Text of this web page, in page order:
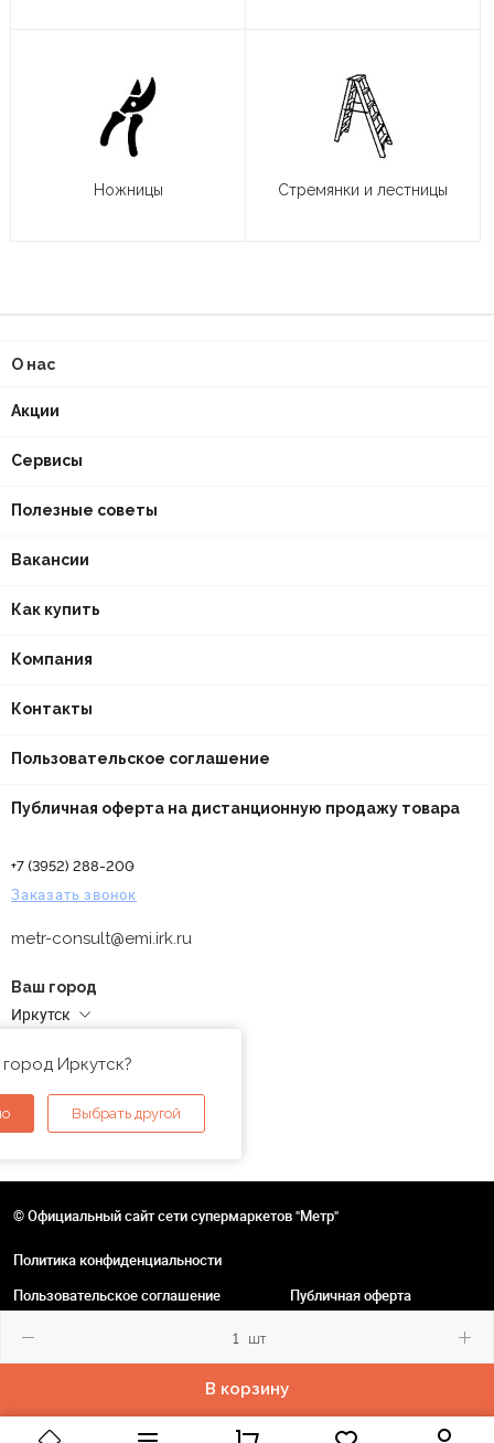
шт
В корзину
Ножницы Стремянки и лестницы
О нас
Акции
Сервисы
Полезные советы
Вакансии
Как купить
Компания
Контакты
Пользовательское соглашение
Публичная оферта на дистанционную продажу товара
+7 (3952) 288-200
Заказать звонок
metr-consult@emi.irk.ru
Ваш город
Иркутск
Иркутск?
Выбрать другой
© Официальный сайт сети супермаркетов "Метр"
Политика конфиденциальности
Пользовательское соглашение
Публичная оферта